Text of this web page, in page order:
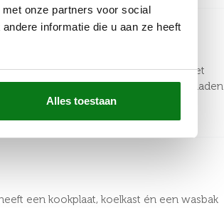
onze partners voor social
informatie die u aan ze heeft
Alles toestaan
maar de grootste verrassing is het
of gewoon om je telefoon op te laden
een kookplaat, koelkast én een wasbak